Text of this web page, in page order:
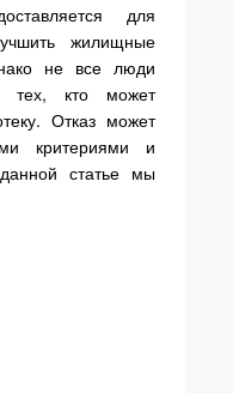
для
жилищные
не все люди
тех, кто может
Отказ может
критериями и
статье мы